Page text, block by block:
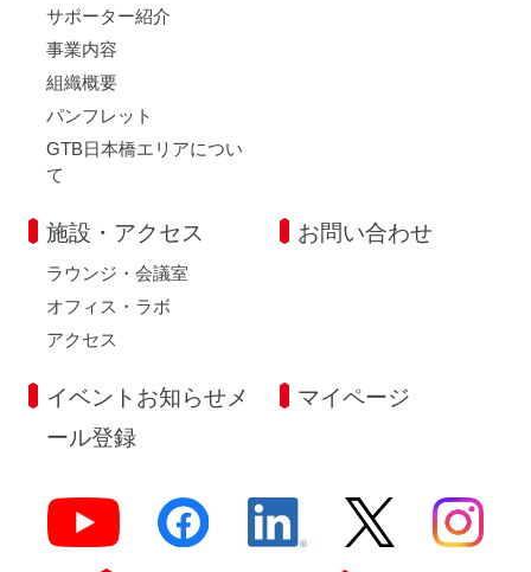
サポーター紹介
事業内容
組織概要
パンフレット
GTB日本橋エリアについ
て
施設・アクセス
ラウンジ・会議室
オフィス・ラボ
アクセス
お問い合わせ
イベントお知らせメ
ール登録
マイページ